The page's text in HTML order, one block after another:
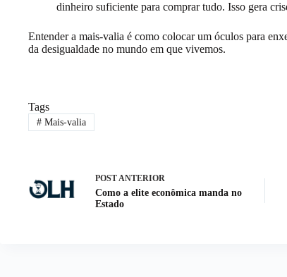
dinheiro suficiente para comprar tudo. Isso gera
Entender a mais-valia é como colocar um óculos para
da desigualdade no mundo em que vivemos.
Tags
#Mais-valia
POSTANTERIOR
Como a elite econômica manda no
Estado